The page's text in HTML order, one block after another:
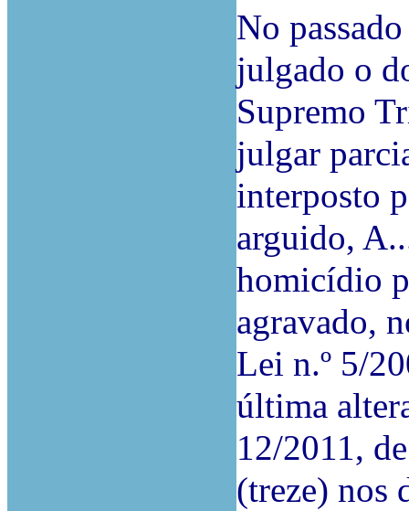
No
julgado o
Supremo
julgar
interposto
arguido,
homicídio
agravado,
Lei n.º 5/
última
12/2011,
(treze) nos